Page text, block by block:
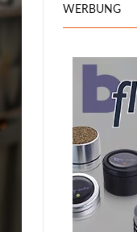
WERBUNG